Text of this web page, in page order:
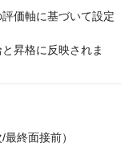
価軸に基づいて設定
昇格に反映されま
終面接前）